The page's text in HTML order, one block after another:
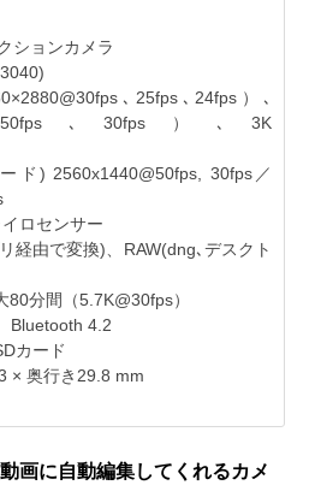
ションカメラ
､25fps､24fps）､
､30fps）､3K
) 2560x1440@50fps, 30fps／
ロセンサー
経由で変換)、RAW(dng､デスクト
80分間（5.7K@30fps）
Bluetooth 4.2
カード
× 奥行き29.8 mm
画に自動編集してくれるカメ